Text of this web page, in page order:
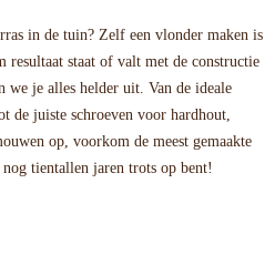
in de tuin? Zelf een vlonder maken is
resultaat staat of valt met de constructie
we je alles helder uit. Van de ideale
de juiste schroeven voor hardhout,
op, voorkom de meest gemaakte
tientallen jaren trots op bent!